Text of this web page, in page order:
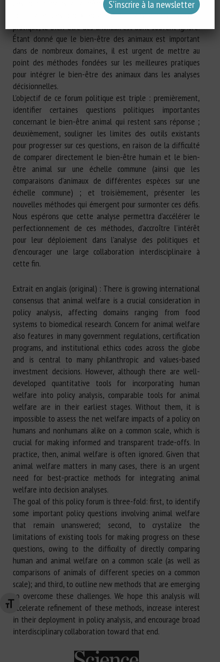
Changer la taille de la police
des non-humains à la même échelle, ce qui est essentiel
pour faire des choix éclairés et transparents. Dans la
pratique, le bien-être des animaux est donc souvent ignoré.
Étant donné que le bien-être des animaux est important
dans de nombreux domaines, il est urgent de mettre au
point des méthodes fondées sur les meilleures pratiques
pour intégrer le bien-être des animaux dans les analyses
décisionnelles.
L’objectif de ce forum politique est triple : premièrement,
identifier certaines questions politiques importantes
concernant le bien-être animal qui restent sans réponse ;
deuxièmement, souligner les limites des outils existants
pour progresser sur ces questions, en raison de la difficulté
de comparer directement le bien-être humain et le bien-
être animal sur une échelle commune (ainsi que les
comparaisons d’animaux de différentes espèces sur une
échelle commune) ; et troisièmement, présenter les
nouvelles méthodes qui émergent pour surmonter ces défis.
Nous espérons que cette analyse permettra d’accélérer le
perfectionnement de ces méthodes, d’accroître l’intérêt
pour leur déploiement dans l’analyse des politiques et
d’encourager une large collaboration interdisciplinaire à
cette fin.
Extrait en anglais (original) : There is growing international
consensus that animal welfare is a crucial consideration in
policy analysis, affecting domains ranging from food
systems to biomedical research. Concern for animal welfare
also features in many government regulations, certification
programs, and institutional ethics codes across the globe
and is central to many philanthropic and values-based
investment decisions. However, although there are well-
developed quantitative tools for incorporating human
welfare into policy analysis, comparable tools for animal
welfare are in their earliest stages. Without them, it is
impossible to assess the net welfare impacts of a policy on
humans and nonhumans alike on a common scale, which is
crucial for making informed and transparent trade-offs. In
practice, then, animal welfare is often ignored. Given that
animal welfare matters in many cases, there is an urgent
need for best-practice methods for integrating animal
welfare into decision analyses.
The goal of this policy forum is three-fold: first, to identify
some important policy questions involving animal welfare
that remain unanswered; second, to crystalize the
limitations of existing tools for making progress on these
questions, owing to the difficulty of directly comparing
human and animal welfare on a common scale (as well as
comparisons of animals of different species on a common
scale); and third, to outline new methods that are emerging
to overcome these challenges. We hope this analysis will
accelerate refinement of these methods, increase interest
in their deployment in policy analysis, and encourage broad
interdisciplinary collaboration toward that end.